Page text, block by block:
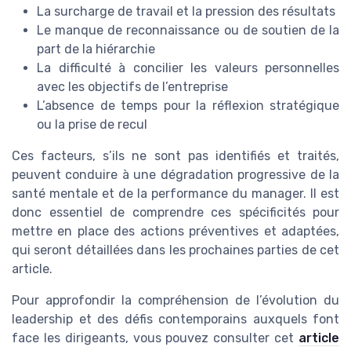
La surcharge de travail et la pression des résultats
Le manque de reconnaissance ou de soutien de la
part de la hiérarchie
La difficulté à concilier les valeurs personnelles
avec les objectifs de l’entreprise
L’absence de temps pour la réflexion stratégique
ou la prise de recul
Ces facteurs, s’ils ne sont pas identifiés et traités,
peuvent conduire à une dégradation progressive de la
santé mentale et de la performance du manager. Il est
donc essentiel de comprendre ces spécificités pour
mettre en place des actions préventives et adaptées,
qui seront détaillées dans les prochaines parties de cet
article.
Pour approfondir la compréhension de l’évolution du
leadership et des défis contemporains auxquels font
face les dirigeants, vous pouvez consulter cet article